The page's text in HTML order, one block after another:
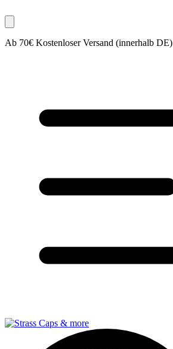
Ab 70€ Kostenloser Versand (innerhalb DE)